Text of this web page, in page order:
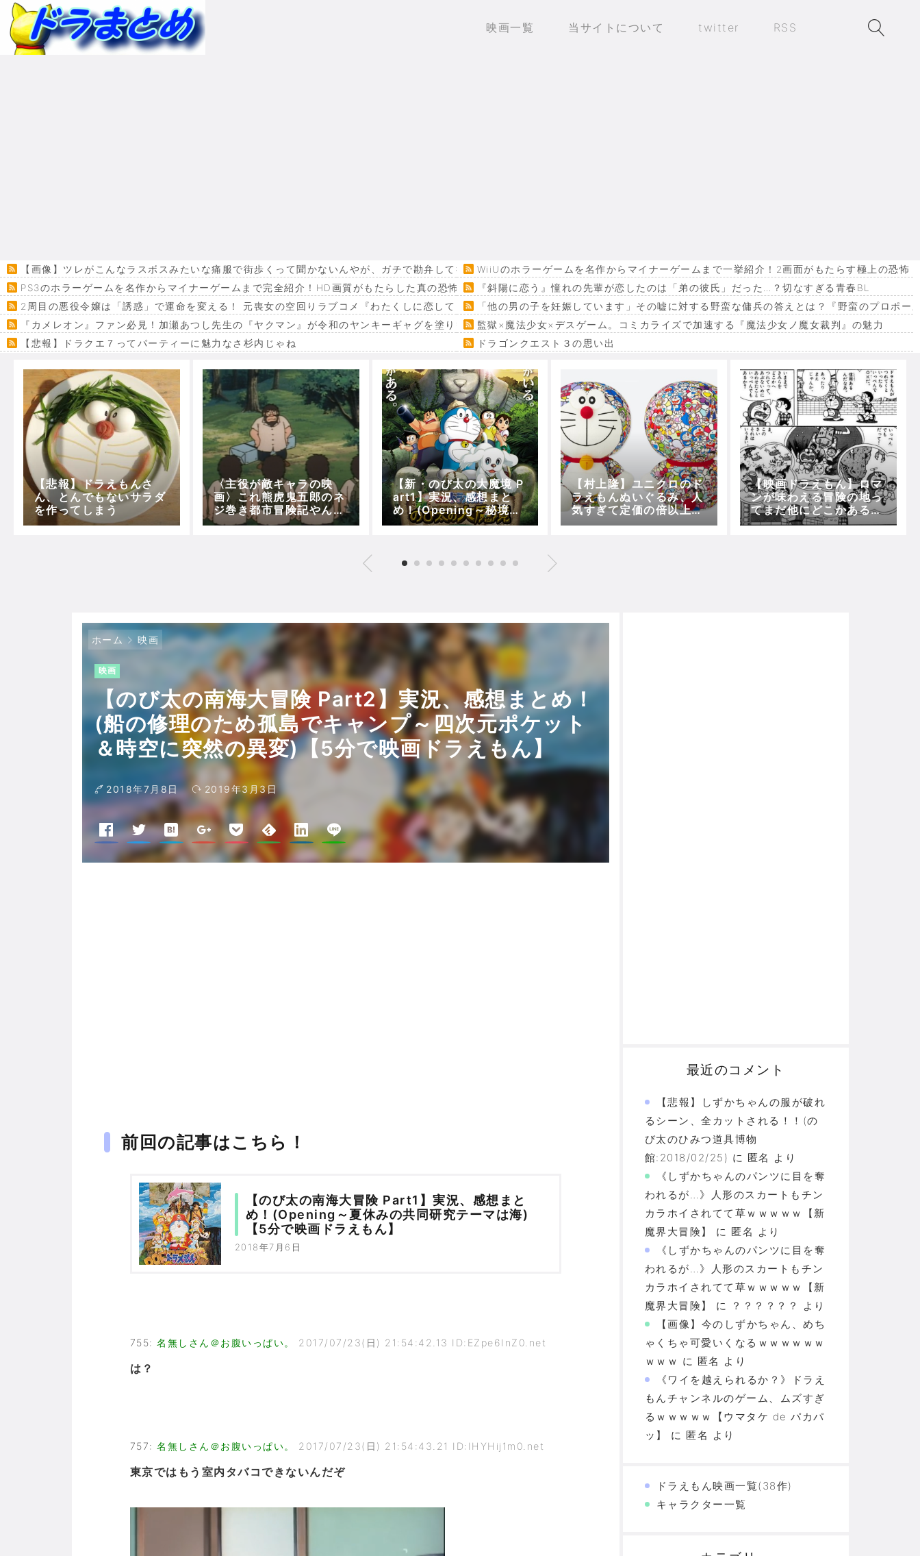
映画一覧 当サイトについて twitter RSS
【画像】ツレがこんなラスボスみたいな痛服で街歩くって聞かないんやが、ガチで勘弁して欲しいWiiUのホラーゲームを名作からマイナーゲームまで一挙紹介！2画面がもたらす極上の恐怖
PS3のホラーゲームを名作からマイナーゲームまで完全紹介！HD画質がもたらした真の恐怖…
『斜陽に恋う』憧れの先輩が恋したのは「弟の彼氏」だった…？切なすぎる青春BL
2周目の悪役令嬢は「誘惑」で運命を変える！ 元喪女の空回りラブコメ『わたくしに恋してください！』「他の男の子を妊娠しています」その嘘に対する野蛮な傭兵の答えとは？『野蛮のプロポー
『カメレオン』ファン必見！加瀬あつし先生の『ヤクマン』が令和のヤンキーギャグを塗り替える監獄×魔法少女×デスゲーム。コミカライズで加速する『魔法少女ノ魔女裁判』の魅力
【悲報】ドラクエ７ってパーティーに魅力なさ杉内じゃね
ドラゴンクエスト３の思い出
Powered by livedoor 相互RSS
【悲報】ドラえもんさ
ん、とんでもないサラダ
を作ってしまう
〈主役が敵キャラの映
画〉これ熊虎鬼五郎のネ
ジ巻き都市冒険記やんけ
ｗｗｗｗｗ
【新・のび太の大魔境 P
art1】実況、感想まと
め！(Opening～秘境探
しとペコとの出会い)【5
【村上隆】ユニクロのド
ラえもんぬいぐるみ、人
気すぎて定価の倍以上の
値段に！！
【映画ドラえもん】ロマ
ンが味わえる冒険の地っ
てまだ他にどこかある
か？？
ホーム 映画
映画
【のび太の南海大冒険 Part2】実況、感想まとめ！
(船の修理のため孤島でキャンプ～四次元ポケット
＆時空に突然の異変)【5分で映画ドラえもん】
2018年7月8日 2019年3月3日
前回の記事はこちら！
【のび太の南海大冒険 Part1】実況、感想まと
め！(Opening～夏休みの共同研究テーマは海)
【5分で映画ドラえもん】
2018年7月6日
755: 名無しさん＠お腹いっぱい。 2017/07/23(日) 21:54:42.13 ID:EZpe6InZ0.net
は？
757: 名無しさん＠お腹いっぱい。 2017/07/23(日) 21:54:43.21 ID:IHYHij1m0.net
東京ではもう室内タバコできないんだぞ
最近のコメント
【悲報】しずかちゃんの服が破れ
るシーン、全カットされる！！(の
び太のひみつ道具博物
館:2018/02/25) に 匿名 より
《しずかちゃんのパンツに目を奪
われるが…》人形のスカートもチン
カラホイされてて草ｗｗｗｗｗ【新
魔界大冒険】
に 匿名 より
《しずかちゃんのパンツに目を奪
われるが…》人形のスカートもチン
カラホイされてて草ｗｗｗｗｗ【新
魔界大冒険】
に ？？？？？？
より
【画像】今のしずかちゃん、めち
ゃくちゃ可愛いくなるｗｗｗｗｗｗ
ｗｗｗ に 匿名 より
《ワイを越えられるか？》ドラえ
もんチャンネルのゲーム、ムズすぎ
るｗｗｗｗｗ【ウマタケ de パカパ
ッ】
に 匿名 より
ドラえもん映画一覧(38作)
キャラクター一覧